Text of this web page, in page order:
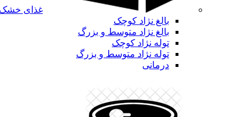
غذای
بالغ نژاد کوچک
بالغ نژاد متوسط و بزرگ
توله نژاد کوچک
توله نژاد متوسط و بزرگ
درمانی